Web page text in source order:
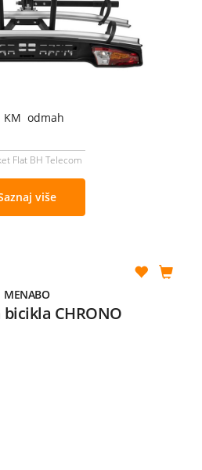
KM odmah
Flat BH Telecom
više
MENABO
CHRONO